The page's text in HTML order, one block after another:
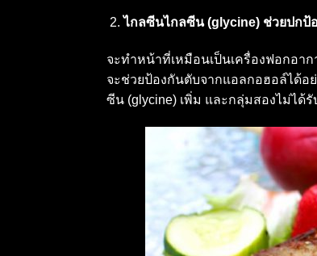
ไกลซีนไกลซีน (glycine) ช่วยปกป้
จะทำหน้าที่เหมือนเป็นเครื่องฟอกอา
จะช่วยป้องกันตับจากแอลกอฮอล์ได้
ซีน (glycine) เพิ่ม และกลุ่มสองไม่ไ